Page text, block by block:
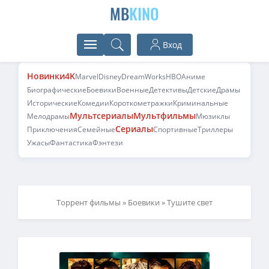
MBKINO
Вход
Новинки4KMarvelDisneyDreamWorksHBOАниме
БиографическиеБоевикиВоенныеДетективыДетскиеДрамы
ИсторическиеКомедииКороткометражкиКриминальные
МелодрамыМультсериалыМультфильмыМюзиклы
ПриключенияСемейныеСериалыСпортивныеТриллеры
УжасыФантастикаФэнтези
Торрент фильмы » Боевики » Тушите свет